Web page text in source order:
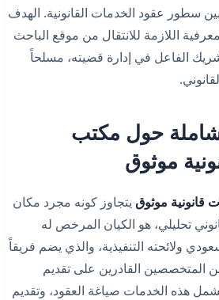
سطور عقود الخدمات القانونية. الهدف
اللازمة للانتقال من موقع الباحث
الفاعل في إدارة قضيته، مسلحاً
شاملة حول مكتب
موثوق
قانونية موثوق يتجاوز كونه مجرد مكان
تحليلي، هو الكيان المرخص له
ولائحته التنفيذية، والذي يضم فريقاً
المتخصصين القادرين على تقديم
هذه الخدمات صياغة العقود، وتقديم